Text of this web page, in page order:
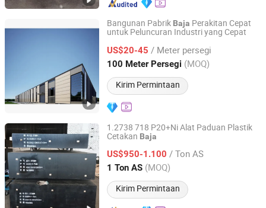
Bangunan Pabrik Baja Perakitan Cepat
untuk Peluncuran Industri yang Cepat
US$20-45 / Meter persegi
100 Meter Persegi (MOQ)
Kirim Permintaan
Jiangsu Minwell Steel Structure Co., Ltd
Jiangsu, China Harga mulai 2026
1.2738 718 P20+Ni Alat Paduan Plastik
Cetakan Baja
US$950-1.100 / Ton AS
1 Ton AS (MOQ)
Kirim Permintaan
Ningbo Ningshing Precision Machinery Group Co., Ltd.
Zhejiang, China Harga mulai 2021